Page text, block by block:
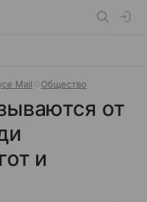
Mail Общество
от
и